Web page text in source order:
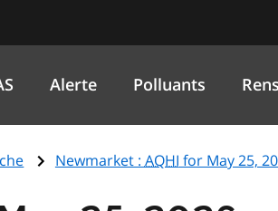
Alerte Polluants
Newmarket : AQHI for May 25,